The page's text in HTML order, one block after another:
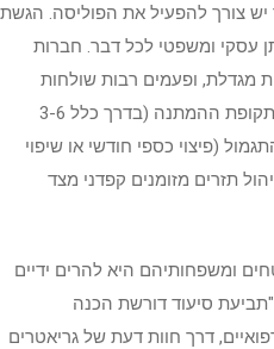
צורך להפעיל את הפוליסה. הגשת
עסקי ומשפטי לכל דבר. חברות
מגדלת, ופעמים רבות שולחות
מעריכים לביצוע חקירות תפקודיות. תקופת ההמתנה (בדרך כלל 3-6
(פיצוי כספי חודשי או שיפוי
תזרים מזומנים קפדני מצד
ומשפחותיהם היא להרים ידיים
סיעוד דורשת הכנה
דרך חוות דעת של גריאטרים